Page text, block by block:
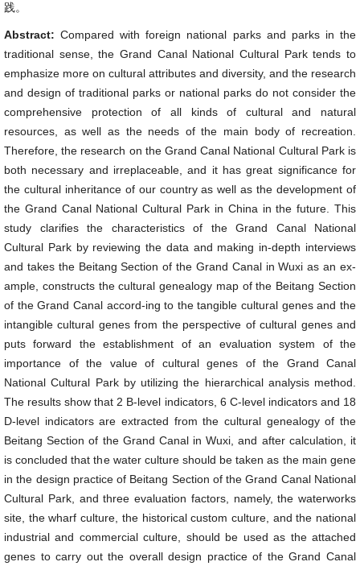
践。
Abstract:Compared with foreign national parks and parks in the
traditional sense, the Grand Canal National Cultural Park tends to
emphasize more on cultural attributes and diversity, and the research
and design of traditional parks or national parks do not consider the
comprehensive protection of all kinds of cultural and natural
resources, as well as the needs of the main body of recreation.
Therefore, the research on the Grand Canal National Cultural Park is
both necessary and irreplaceable, and it has great significance for
the cultural inheritance of our country as well as the development of
the Grand Canal National Cultural Park in China in the future. This
study clarifies the characteristics of the Grand Canal National
Cultural Park by reviewing the data and making in-depth interviews
and takes the Beitang Section of the Grand Canal in Wuxi as an ex-
ample, constructs the cultural genealogy map of the Beitang Section
of the Grand Canal accord-ing to the tangible cultural genes and the
intangible cultural genes from the perspective of cultural genes and
puts forward the establishment of an evaluation system of the
importance of the value of cultural genes of the Grand Canal
National Cultural Park by utilizing the hierarchical analysis method.
The results show that 2 B-level indicators, 6 C-level indicators and 18
D-level indicators are extracted from the cultural genealogy of the
Beitang Section of the Grand Canal in Wuxi, and after calculation, it
is concluded that the water culture should be taken as the main gene
in the design practice of Beitang Section of the Grand Canal National
Cultural Park, and three evaluation factors, namely, the waterworks
site, the wharf culture, the historical custom culture, and the national
industrial and commercial culture, should be used as the attached
genes to carry out the overall design practice of the Grand Canal